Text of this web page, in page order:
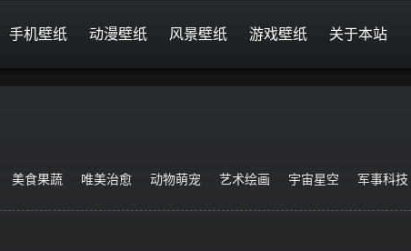
手机壁纸 动漫壁纸 风景壁纸 游戏壁纸 关于本站
美食果蔬 唯美治愈 动物萌宠 艺术绘画 宇宙星空 军事科技